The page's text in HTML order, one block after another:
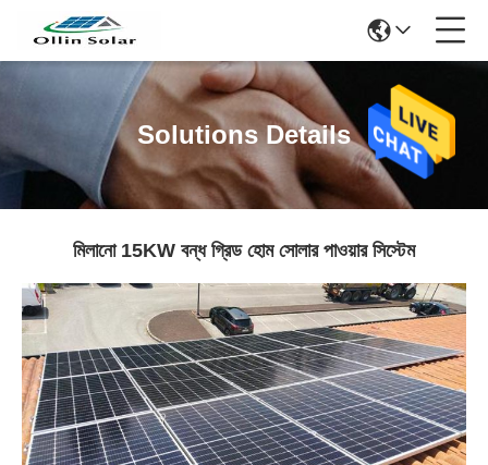
Solutions Details
মিলানো 15KW বন্ধ গ্রিড হোম সোলার পাওয়ার সিস্টেম